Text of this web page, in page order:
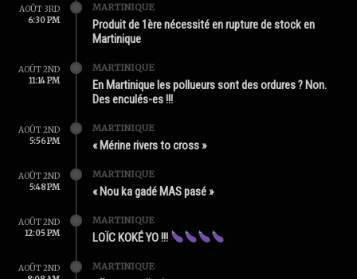
AOÛT 3RD
6:30 PM
MARTINIQUE
Produit de 1ère nécessité en rupture de stock en
Martinique
AOÛT 2ND
11:14 PM
MARTINIQUE
En Martinique les pollueurs sont des ordures ? Non.
Des enculés-es !!!
AOÛT 2ND
5:56 PM
MARTINIQUE
« Mérine rivers to cross »
AOÛT 2ND
5:48 PM
MARTINIQUE
« Nou ka gadé MAS pasé »
AOÛT 2ND
12:05 PM
MARTINIQUE
LOÏC KOKÉ YO !!!
AOÛT 2ND
MARTINIQUE